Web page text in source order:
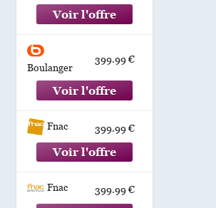
Boulanger
399.99 €
Fnac 399.99 €
Fnac 399.99 €